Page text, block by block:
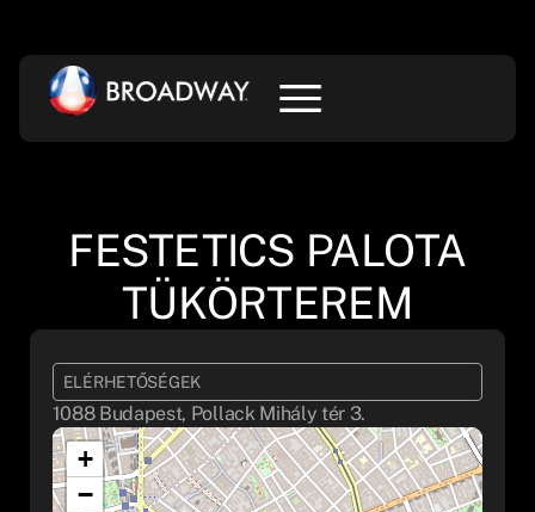
FESTETICS PALOTA
TÜKÖRTEREM
ELÉRHETŐSÉGEK
1088 Budapest, Pollack Mihály tér 3.
+
−